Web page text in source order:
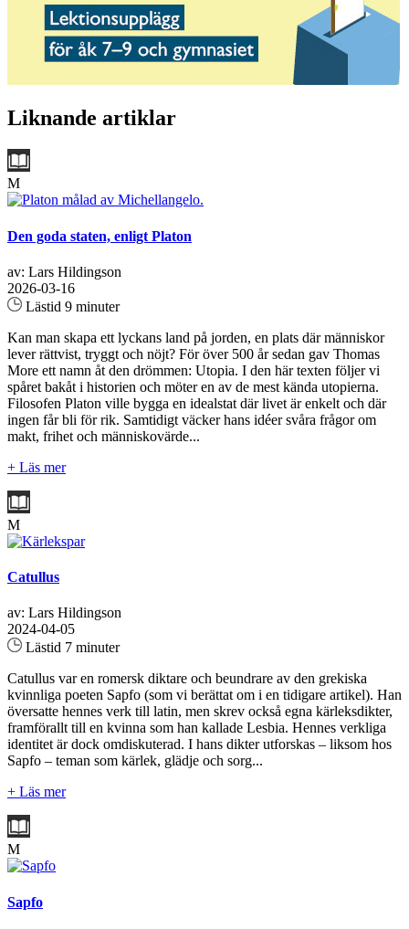
Liknande artiklar
M
Den goda staten, enligt Platon
av: Lars Hildingson
2026-03-16
Lästid 9 minuter
Kan man skapa ett lyckans land på jorden, en plats där människor
lever rättvist, tryggt och nöjt? För över 500 år sedan gav Thomas
More ett namn åt den drömmen: Utopia. I den här texten följer vi
spåret bakåt i historien och möter en av de mest kända utopierna.
Filosofen Platon ville bygga en idealstat där livet är enkelt och där
ingen får bli för rik. Samtidigt väcker hans idéer svåra frågor om
makt, frihet och människovärde...
+ Läs mer
M
Catullus
av: Lars Hildingson
2024-04-05
Lästid 7 minuter
Catullus var en romersk diktare och beundrare av den grekiska
kvinnliga poeten Sapfo (som vi berättat om i en tidigare artikel). Han
översatte hennes verk till latin, men skrev också egna kärleksdikter,
framförallt till en kvinna som han kallade Lesbia. Hennes verkliga
identitet är dock omdiskuterad. I hans dikter utforskas – liksom hos
Sapfo – teman som kärlek, glädje och sorg...
+ Läs mer
M
Sapfo